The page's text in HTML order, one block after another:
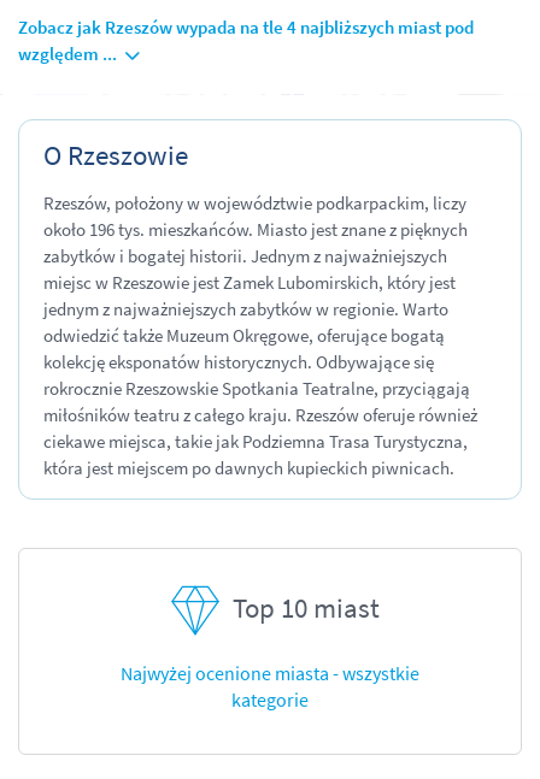
Zobacz jak Rzeszów wypada na tle 4 najbliższych miast pod
względem ...
O Rzeszowie
Rzeszów, położony w województwie podkarpackim, liczy
około 196 tys. mieszkańców. Miasto jest znane z pięknych
zabytków i bogatej historii. Jednym z najważniejszych
miejsc w Rzeszowie jest Zamek Lubomirskich, który jest
jednym z najważniejszych zabytków w regionie. Warto
odwiedzić także Muzeum Okręgowe, oferujące bogatą
kolekcję eksponatów historycznych. Odbywające się
rokrocznie Rzeszowskie Spotkania Teatralne, przyciągają
miłośników teatru z całego kraju. Rzeszów oferuje również
ciekawe miejsca, takie jak Podziemna Trasa Turystyczna,
która jest miejscem po dawnych kupieckich piwnicach.
Top 10 miast
Najwyżej ocenione miasta - wszystkie
kategorie